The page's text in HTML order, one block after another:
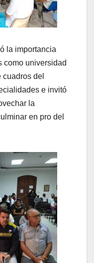
la importancia
como universidad
del
e invitó
la
en pro del